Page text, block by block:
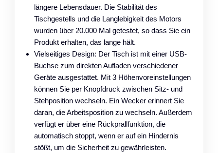
längere Lebensdauer. Die Stabilität des
Tischgestells und die Langlebigkeit des Motors
wurden über 20.000 Mal getestet, so dass Sie ein
Produkt erhalten, das lange hält.
Vielseitiges Design: Der Tisch ist mit einer USB-
Buchse zum direkten Aufladen verschiedener
Geräte ausgestattet. Mit 3 Höhenvoreinstellungen
können Sie per Knopfdruck zwischen Sitz- und
Stehposition wechseln. Ein Wecker erinnert Sie
daran, die Arbeitsposition zu wechseln. Außerdem
verfügt er über eine Rückprallfunktion, die
automatisch stoppt, wenn er auf ein Hindernis
stößt, um die Sicherheit zu gewährleisten.